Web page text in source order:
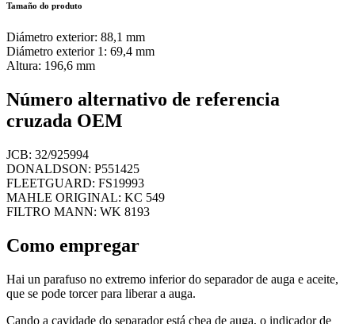
Tamaño do produto
Diámetro exterior: 88,1 mm
Diámetro exterior 1: 69,4 mm
Altura: 196,6 mm
Número alternativo de referencia
cruzada OEM
JCB: 32/925994
DONALDSON: P551425
FLEETGUARD: FS19993
MAHLE ORIGINAL: KC 549
FILTRO MANN: WK 8193
Como empregar
Hai un parafuso no extremo inferior do separador de auga e aceite,
que se pode torcer para liberar a auga.
Cando a cavidade do separador está chea de auga, o indicador de